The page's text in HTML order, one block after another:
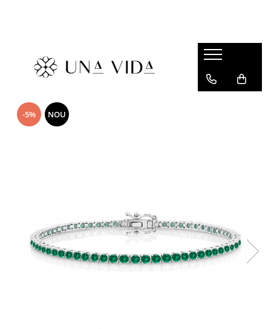
Cadouri pentru EA
CADOURI sub 150 lei - EA
CADOURI sub 150 lei - EL
-5% NOU